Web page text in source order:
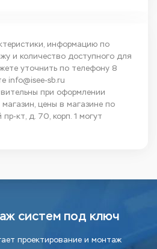
информацию по
и количество доступного для
уточнить по телефону 8
info@isee-sb.ru
при оформлении
магазин, цены в магазине по
кт, д. 70, корп. 1 могут
систем под ключ
проектирование и монтаж